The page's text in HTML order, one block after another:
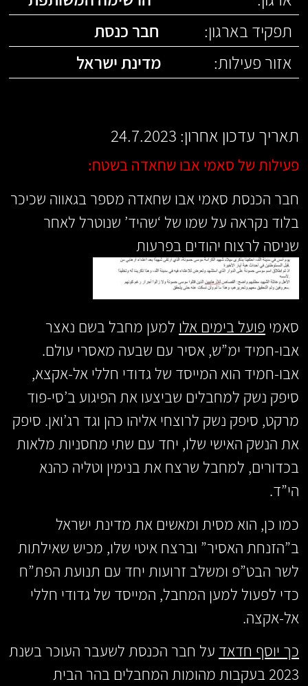
תפקיד בארגון:
חבר כנסת
אזור פעילות:
מדינת ישראל
תאריך עדכון אחרון: 24.7.2023
פעילות של סאמי אבו שחאדה בשטח:
חבר הכנסת סאמי אבו שחאדה מספר בגאווה שכיכר
בלוד נקראה על שמו של ‘שהיד’ שנוטרל לאחר
שניסה לרצוח יהודים בפרעות
סאמי פועל בימים אלו למען מחבל בשם נאצר
אבו-חמיד ימ”ש, אסיר עם שבעה מאסרי עולם.
אבו-חמיד הוא המייסד של גדודי חללי אל-אקצא,
סיפק נשק למחבלים שביצעו את הפיגוע ב’סי-פוד
מרקט, סיפק נשק לרוצחי אליהו כהן וגד רג’ואן. סיפק
את הנשק האישי שלו, יחד עם שתי מחסניות מלאות
בכדורים, למחבל שרצח את בנימין וטליה כהנא
הי”ד.
כמו כן, הוא מסית ומאשים את מדינת ישראל
ב”הזנחת האסיר” וברצח איטי שלו, מכיש שאילתות
לשר הבט”פ ומשלב זרועות יחד עם תנועת הפת”ח
כדי לפעול למען המחבל, המייסד של גדודי חללי
אל-אקצה.
כך יוסף חדאד על חבר הכנסת לשעבר העוכר בשנת
2023 בעקבות מהומות המחבלים בהר הבית